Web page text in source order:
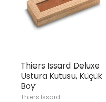
Thiers Issard Deluxe
Ustura Kutusu, Küçük
Boy
Thiers Issard